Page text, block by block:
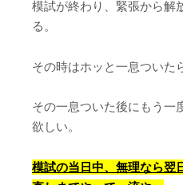
模試が終わり、緊張から解
る。
その時はホッと一息ついた
その一息ついた後にもう一
欲しい。
模試の当日中、無理なら翌